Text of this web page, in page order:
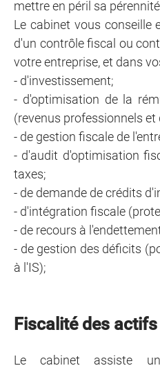
mettre en péril sa
Le cabinet vous conseille
d'un contrôle fiscal ou
votre entreprise, et dans
- d'investissement;
- d'optimisation de la
(revenus professionnels et
- de gestion fiscale de
- d'audit d'optimisation
taxes;
- de demande de crédits
- d'intégration fiscale
- de recours à
- de gestion des déficits
à l'IS);
Fiscalité des
Le cabinet assiste